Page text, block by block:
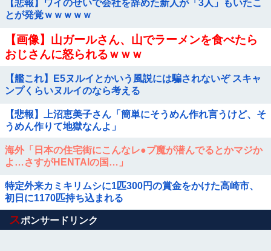
【悲報】ワイのせいで会社を辞めた新人が「3人」もいたこ
とが発覚ｗｗｗｗｗ
【画像】山ガールさん、山でラーメンを食べたら
おじさんに怒られるｗｗｗ
【艦これ】E5ヌルイとかいう風説には騙されないぞ スキャ
ンプくらいヌルイのなら考える
【悲報】上沼恵美子さん「簡単にそうめん作れ言うけど、そ
うめん作りて地獄なんよ」
海外「日本の住宅街にこんなレ●プ魔が潜んでるとかマジか
よ…さすがHENTAIの国…」
特定外来カミキリムシに1匹300円の賞金をかけた高崎市、
初日に1170匹持ち込まれる
Powered by livedoor 相互RSS
スポンサードリンク